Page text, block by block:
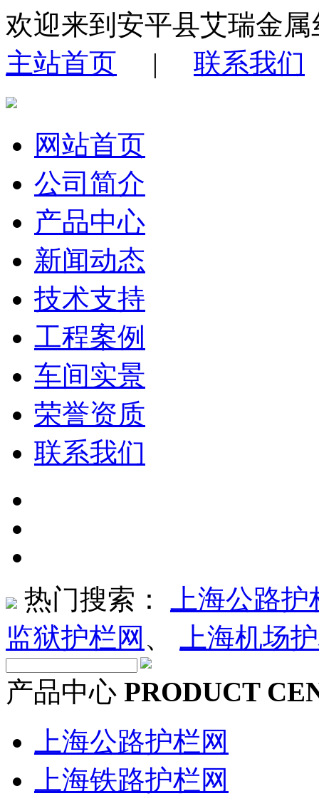
欢迎来到安平县艾瑞金
主站首页 | 联系我们
网站首页
公司简介
产品中心
新闻动态
技术支持
工程案例
车间实景
荣誉资质
联系我们
热门搜索：
上海公路
监狱护栏网 、
上海机场
产品中心 PRODUCT
上海公路护栏网
上海铁路护栏网